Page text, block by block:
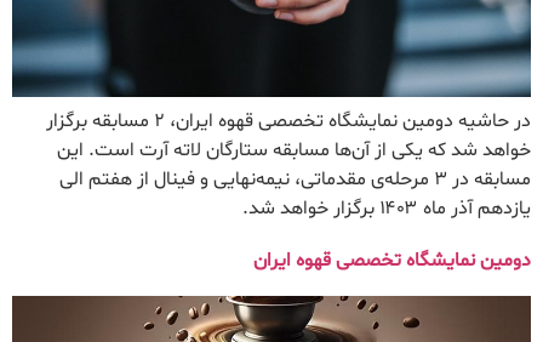
در حاشیه دومین نمایشگاه تخصصی قهوه ایران، ۲ مسابقه برگزار
خواهد شد که یکی از آن‌ها مسابقه ستارگان لاته آرت است. این
مسابقه در ۳ مرحله‌ی مقدماتی، نیمه‌نهایی و فینال از هفتم الی
یازدهم آذر ماه ۱۴۰۳ برگزار خواهد شد.
دومین نمایشگاه تخصصی قهوه ایران